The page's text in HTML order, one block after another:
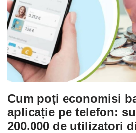
Cum poți economisi
aplicație pe telefon:
200.000 de utilizatori